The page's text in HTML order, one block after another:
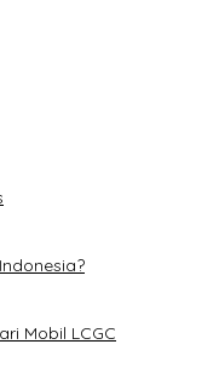
Mobil LCGC